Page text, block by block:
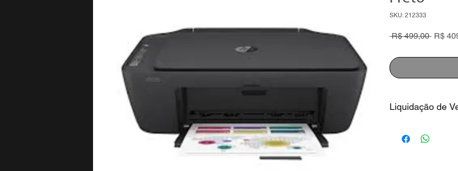
SKU: 212333
R$ 499,00 Preço
R$
Liquidação de
2. Consulte nossos